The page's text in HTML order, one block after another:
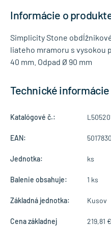
Informácie o
Simplicity Stone
liateho mramoru s vysokou
40 mm. Odpad Ø 90 mm
Technické informácie
Katalógové č.:
EAN:
Jednotka: ks
Balenie obsahuje: 1 ks
Základná jednotka: Kusov
Cena základnej
219,81